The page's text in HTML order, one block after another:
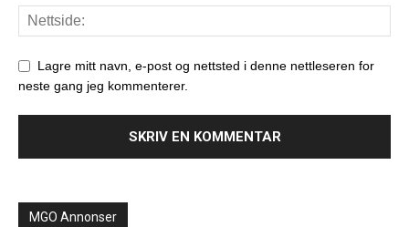
Lagre mitt navn, e-post og nettsted i denne nettleseren for
neste gang jeg kommenterer.
MGO Annonser